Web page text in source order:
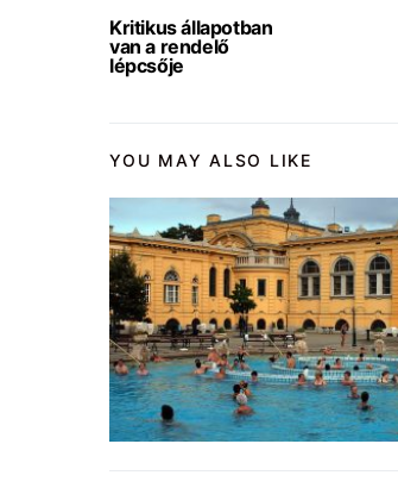
Kritikus állapotban
van a rendelő
lépcsője
YOU MAY ALSO LIKE